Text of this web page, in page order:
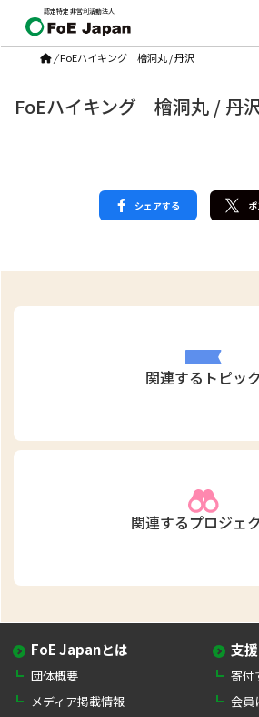
認定特定非営利活動法人
/ FoEハイキング 檜洞丸 / 丹沢
FoEハイキング 檜洞丸 / 丹
シェアする
関連するトピック
関連するプロジェ
FoE Japanとは
団体概要
メディア掲載情報
支
寄付
会員